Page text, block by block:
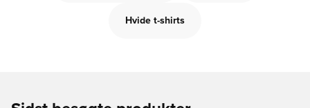
Hvide t-shirts